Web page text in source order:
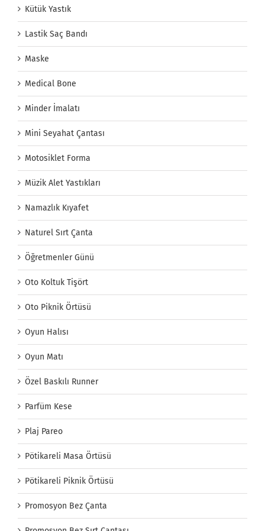
Kütük Yastık
Lastik Saç Bandı
Maske
Medical Bone
Minder İmalatı
Mini Seyahat Çantası
Motosiklet Forma
Müzik Alet Yastıkları
Namazlık Kıyafet
Naturel Sırt Çanta
Öğretmenler Günü
Oto Koltuk Tişört
Oto Piknik Örtüsü
Oyun Halısı
Oyun Matı
Özel Baskılı Runner
Parfüm Kese
Plaj Pareo
Pötikareli Masa Örtüsü
Pötikareli Piknik Örtüsü
Promosyon Bez Çanta